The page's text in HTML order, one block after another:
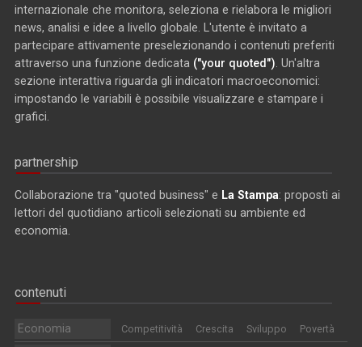
internazionale che monitora, seleziona e rielabora le migliori
news, analisi e idee a livello globale. L'utente è invitato a
partecipare attivamente preselezionando i contenuti preferiti
attraverso una funzione dedicata ("your quoted") . Un'altra
sezione interattiva riguarda gli indicatori macroeconomici:
impostando le variabili è possibile visualizzare e stampare i
grafici.
partnership
Collaborazione tra "quoted business" e La Stampa: proposti ai
lettori del quotidiano articoli selezionati su ambiente ed
economia.
contenuti
Economia Competitività Crescita Sviluppo Povertà